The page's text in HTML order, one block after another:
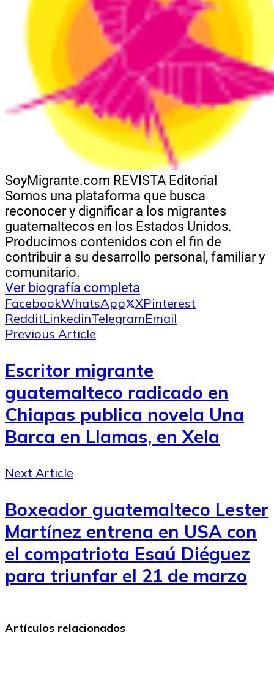
SoyMigrante.com REVISTA Editorial
Somos una plataforma que busca
reconocer y dignificar a los migrantes
guatemaltecos en los Estados Unidos.
Producimos contenidos con el fin de
contribuir a su desarrollo personal, familiar y
comunitario.
Ver biografía completa
FacebookWhatsApp XPinterest
RedditLinkedinTelegramEmail
Previous Article
Escritor migrante
guatemalteco radicado en
Chiapas publica novela Una
Barca en Llamas, en Xela
Next Article
Boxeador guatemalteco Lester
Martínez entrena en USA con
el compatriota Esaú Diéguez
para triunfar el 21 de marzo
Artículos relacionados